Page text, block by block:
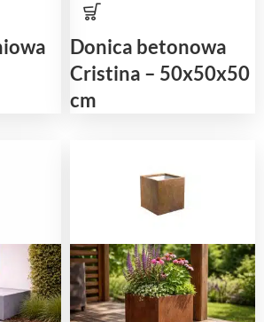
Donica betonowa
Cristina – 50x50x50
cm